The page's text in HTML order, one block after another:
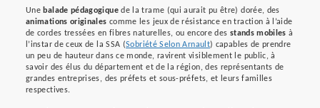
Une balade pédagogiquede la trame (qui aurait pu être) dorée, des
animations originales comme les jeux de résistance en traction à l’aide
de cordes tressées en fibres naturelles, ou encore des stands mobilesà
l’instar de ceux de la SSA (Sobriété Selon Arnault) capables de prendre
un peu de hauteur dans ce monde, ravirent visiblement le public, à
savoir des élus du département et de la région, des représentants de
grandes entreprises, des préfets et sous-préfets, et leurs familles
respectives.